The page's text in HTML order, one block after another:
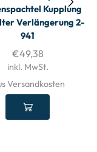
Kupplung
Verlängerung 2-
941
€49,38
inkl. MwSt.
Versandkosten